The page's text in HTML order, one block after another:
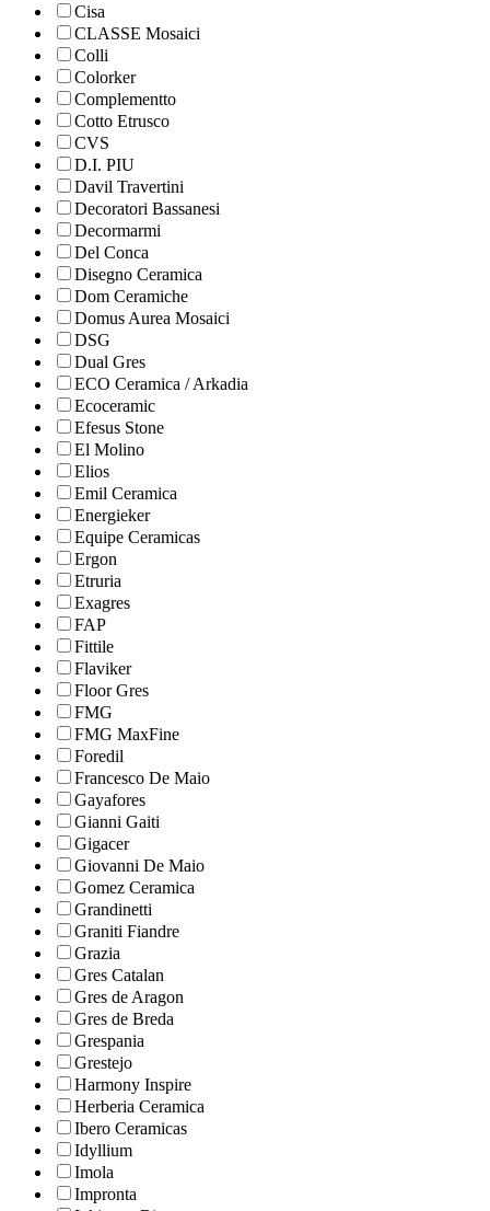
Cisa
CLASSE Mosaici
Colli
Colorker
Complementto
Cotto Etrusco
CVS
D.I. PIU
Davil Travertini
Decoratori Bassanesi
Decormarmi
Del Conca
Disegno Ceramica
Dom Ceramiche
Domus Aurea Mosaici
DSG
Dual Gres
ECO Ceramica / Arkadia
Ecoceramic
Efesus Stone
El Molino
Elios
Emil Ceramica
Energieker
Equipe Ceramicas
Ergon
Etruria
Exagres
FAP
Fittile
Flaviker
Floor Gres
FMG
FMG MaxFine
Foredil
Francesco De Maio
Gayafores
Gianni Gaiti
Gigacer
Giovanni De Maio
Gomez Ceramica
Grandinetti
Graniti Fiandre
Grazia
Gres Catalan
Gres de Aragon
Gres de Breda
Grespania
Grestejo
Harmony Inspire
Herberia Ceramica
Ibero Ceramicas
Idyllium
Imola
Impronta